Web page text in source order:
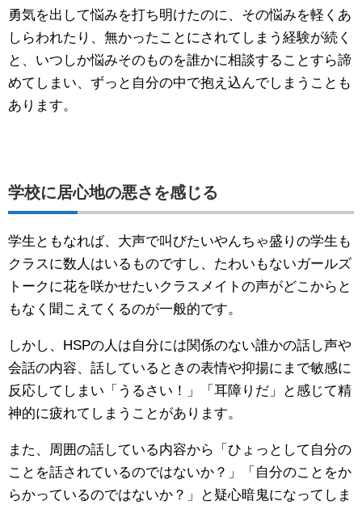
勇気を出して悩みを打ち明けたのに、その悩みを軽くあ
しらわれたり、無かったことにされてしまう経験が続く
と、いつしか悩みそのものを誰かに相談することすら諦
めてしまい、ずっと自分の中で抱え込んでしまうことも
あります。
学校に居心地の悪さを感じる
学生ともなれば、大声で叫びたいやんちゃ盛りの学生も
クラスに数人はいるものですし、たわいもないガールズ
トークに花を咲かせたいクラスメイトの声がどこからと
もなく聞こえてくるのが一般的です。
しかし、HSPの人は自分には関係のない誰かの話し声や
会話の内容、話しているときの表情や抑揚にまで敏感に
反応してしまい「うるさい！」「耳障りだ」と感じて精
神的に疲れてしまうことがあります。
また、周囲の話している内容から「ひょっとして自分の
ことを話されているのではないか？」「自分のことをか
らかっているのではないか？」と疑心暗鬼になってしま